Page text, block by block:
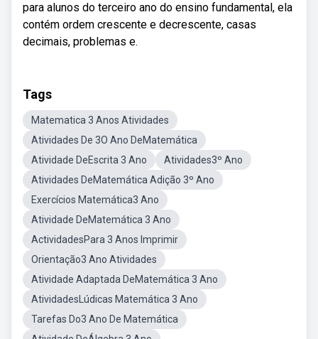
para alunos do terceiro ano do ensino fundamental, ela
contém ordem crescente e decrescente, casas
decimais, problemas e.
Tags
Matematica 3 Anos Atividades
Atividades De 3O Ano DeMatemática
Atividade DeEscrita 3 Ano
Atividades3º Ano
Atividades DeMatemática Adição 3º Ano
Exercícios Matemática3 Ano
Atividade DeMatemática 3 Ano
ActividadesPara 3 Anos Imprimir
Orientação3 Ano Atividades
Atividade Adaptada DeMatemática 3 Ano
AtividadesLúdicas Matemática 3 Ano
Tarefas Do3 Ano De Matemática